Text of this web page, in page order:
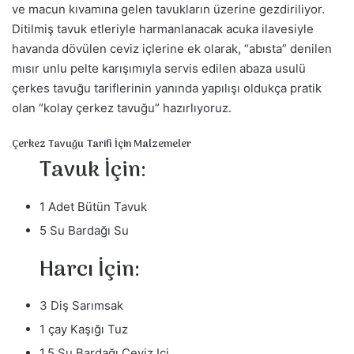
ve macun kıvamına gelen tavukların üzerine gezdiriliyor.
Ditilmiş tavuk etleriyle harmanlanacak acuka ilavesiyle
havanda dövülen ceviz içlerine ek olarak, “abısta” denilen
mısır unlu pelte karışımıyla servis edilen abaza usulü
çerkes tavuğu tariflerinin yanında yapılışı oldukça pratik
olan “kolay çerkez tavuğu” hazırlıyoruz.
Çerkez Tavuğu Tarifi İçin Malzemeler
Tavuk İçin:
1 Adet Bütün Tavuk
5 Su Bardağı Su
Harcı İçin:
3 Diş Sarımsak
1 çay Kaşığı Tuz